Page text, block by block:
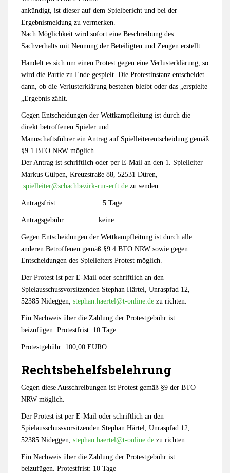
ankündigt, ist dieser auf dem Spielbericht und bei der
Ergebnismeldung zu vermerken.
Nach Möglichkeit wird sofort eine Beschreibung des
Sachverhalts mit Nennung der Beteiligten und Zeugen erstellt.
Handelt es sich um einen Protest gegen eine Verlusterklärung, so
wird die Partie zu Ende gespielt. Die Protestinstanz entscheidet
dann, ob die Verlusterklärung bestehen bleibt oder das „erspielte
„Ergebnis zählt.
Gegen Entscheidungen der Wettkampfleitung ist durch die
direkt betroffenen Spieler und
Mannschaftsführer ein Antrag auf Spielleiterentscheidung gemäß
§9.1 BTO NRW möglich
Der Antrag ist schriftlich oder per E-Mail an den 1. Spielleiter
Markus Gülpen, Kreuzstraße 88, 52531 Düren,
spielleiter@schachbezirk-rur-erft.de zu senden.
Antragsfrist: 5 Tage
Antragsgebühr: keine
Gegen Entscheidungen der Wettkampfleitung ist durch alle
anderen Betroffenen gemäß §9.4 BTO NRW sowie gegen
Entscheidungen des Spielleiters Protest möglich.
Der Protest ist per E-Mail oder schriftlich an den
Spielausschussvorsitzenden Stephan Härtel, Unraspfad 12,
52385 Nideggen, stephan.haertel@t-online.de zu richten.
Ein Nachweis über die Zahlung der Protestgebühr ist
beizufügen. Protestfrist: 10 Tage
Protestgebühr: 100,00 EURO
Rechtsbehelfsbelehrung
Gegen diese Ausschreibungen ist Protest gemäß §9 der BTO
NRW möglich.
Der Protest ist per E-Mail oder schriftlich an den
Spielausschussvorsitzenden Stephan Härtel, Unraspfad 12,
52385 Nideggen, stephan.haertel@t-online.de zu richten.
Ein Nachweis über die Zahlung der Protestgebühr ist
beizufügen. Protestfrist: 10 Tage